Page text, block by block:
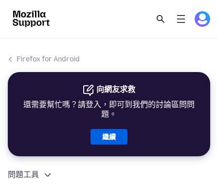
Firefox for Android
向網友求救
還需要幫忙嗎？請登入，即可到我們的討論區問問
題。
繼續
問題工具